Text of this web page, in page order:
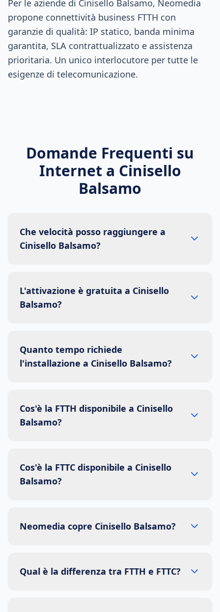
Per le aziende di Cinisello Balsamo, Neomedia
propone connettività business FTTH con
garanzie di qualità: IP statico, banda minima
garantita, SLA contrattualizzato e assistenza
prioritaria. Un unico interlocutore per tutte le
esigenze di telecomunicazione.
Domande Frequenti su
Internet a Cinisello
Balsamo
Che velocità posso raggiungere a
Cinisello Balsamo?
L'attivazione è gratuita a Cinisello
Balsamo?
Quanto tempo richiede
l'installazione a Cinisello Balsamo?
Cos'è la FTTH disponibile a Cinisello
Balsamo?
Cos'è la FTTC disponibile a Cinisello
Balsamo?
Neomedia copre Cinisello Balsamo?
Qual è la differenza tra FTTH e FTTC?